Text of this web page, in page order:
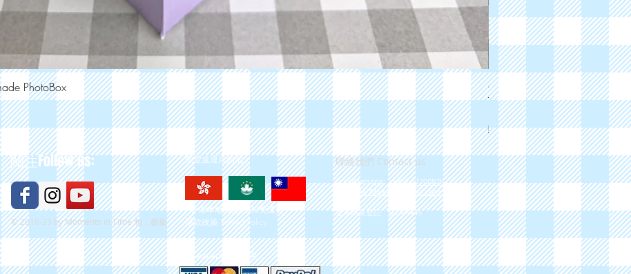
快速瀏覽
PhotoBox 金絲格格 - 全手工爆炸盒
價格
HK$349.00
購物滿$300免速遞運費
關注Follow us:
© 2016-23 by Moments in Time相．藝集
順豐速運目的地：
*香港本地買滿$300免運費
退款政策 Refund Policy
聯絡我們 Contact us
​Tel/Whatsapp:+85267200876
MiTdiycafe@gmail.com
​香港商業登記：55749445
We Accept 我們接受：